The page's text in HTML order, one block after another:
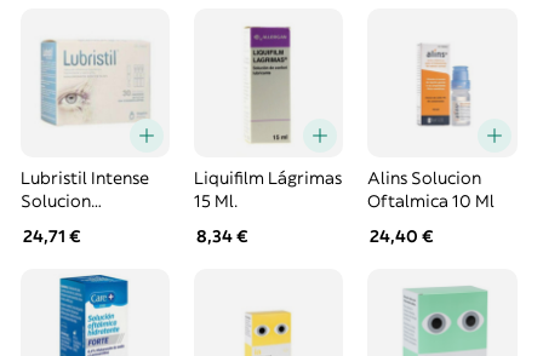
Lubristil Intense
Solucion
Envases Multidosis
24,71 €
Liquifilm Lágrimas
15 Ml.
8,34 €
Alins Solucion
Oftalmica 10 Ml
24,40 €